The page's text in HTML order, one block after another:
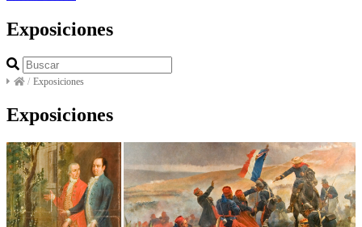
Exposiciones
/ Exposiciones
Exposiciones